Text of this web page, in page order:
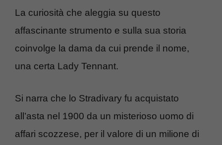
La curiosità che aleggia su questo
affascinante strumento e sulla sua storia
coinvolge la dama da cui prende il nome,
una certa Lady Tennant.
Si narra che lo Stradivary fu acquistato
all’asta nel 1900 da un misterioso uomo di
affari scozzese, per il valore di un milione di